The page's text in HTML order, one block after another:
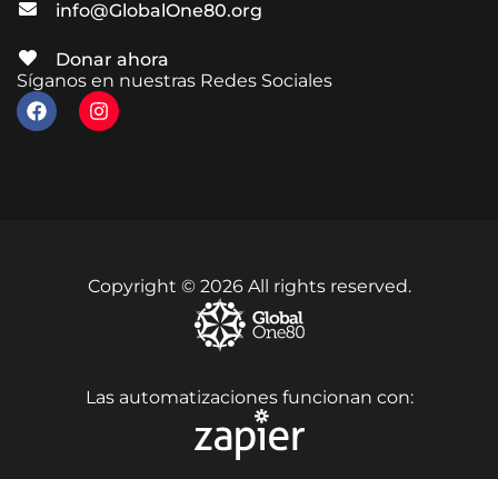
info@GlobalOne80.org
Donar ahora
Síganos en nuestras Redes Sociales
Copyright © 2026 All rights reserved.
Las automatizaciones funcionan con: